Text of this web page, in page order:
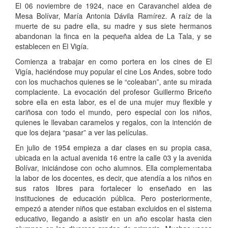
El 06 noviembre de 1924, nace en Caravanchel aldea de
Mesa Bolívar, María Antonia Dávila Ramírez. A raíz de la
muerte de su padre ella, su madre y sus siete hermanos
abandonan la finca en la pequeña aldea de La Tala, y se
establecen en El Vigía.
Comienza a trabajar en como portera en los cines de El
Vigía, haciéndose muy popular el cine Los Andes, sobre todo
con los muchachos quienes se le “coleaban”, ante su mirada
complaciente. La evocación del profesor Guillermo Briceño
sobre ella en esta labor, es el de una mujer muy flexible y
cariñosa con todo el mundo, pero especial con los niños,
quienes le llevaban caramelos y regalos, con la intención de
que los dejara “pasar” a ver las películas.
En julio de 1954 empieza a dar clases en su propia casa,
ubicada en la actual avenida 16 entre la calle 03 y la avenida
Bolívar, iniciándose con ocho alumnos. Ella complementaba
la labor de los docentes, es decir, que atendía a los niños en
sus ratos libres para fortalecer lo enseñado en las
instituciones de educación pública. Pero posteriormente,
empezó a atender niños que estaban excluidos en el sistema
educativo, llegando a asistir en un año escolar hasta cien